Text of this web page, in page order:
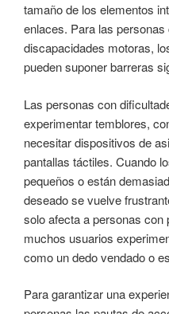
tamaño de los elementos
enlaces. Para las
discapacidades motoras,
pueden suponer barreras
Las personas con
experimentar temblores,
necesitar dispositivos de
pantallas táctiles. Cuando
pequeños o están
deseado se vuelve
solo afecta a personas con
muchos usuarios
como un dedo vendado o
Para garantizar una